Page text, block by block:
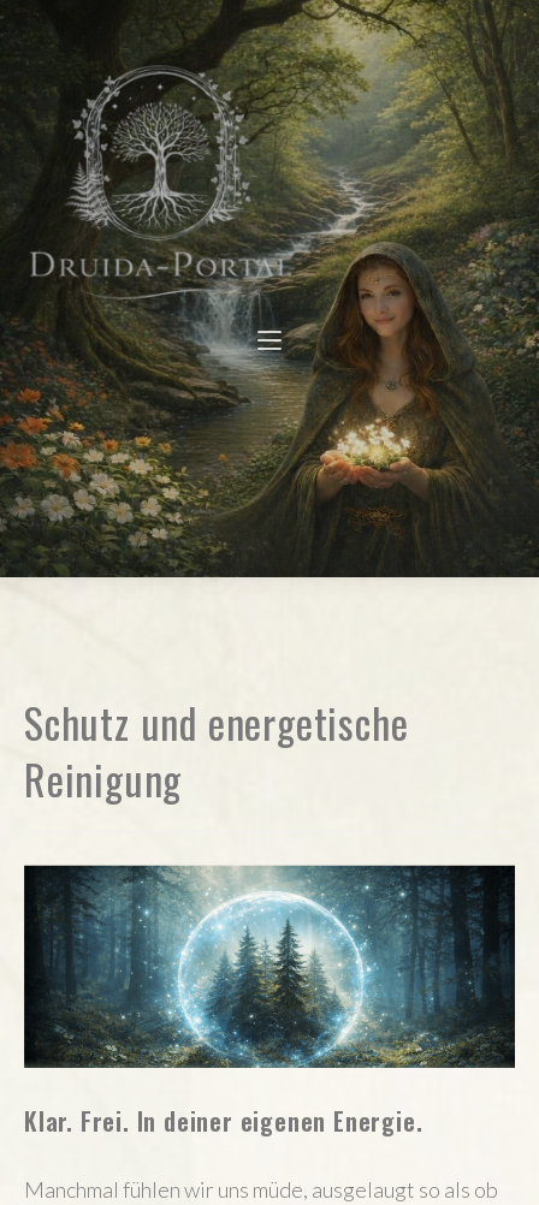
Schutz und energetische
Reinigung
Klar. Frei. In deiner eigenen Energie.
Manchmal fühlen wir uns müde, ausgelaugt so als ob